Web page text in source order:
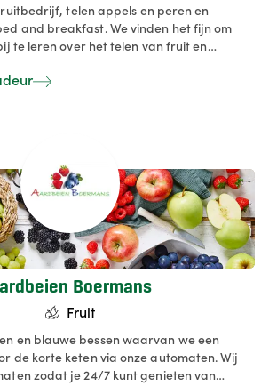
telen appels en peren en
and breakfast. We vinden het fijn om
te leren over het telen van fruit en
we ons eigen fruit en sappen
Boermans
Fruit
en blauwe bessen waarvan we een
de korte keten via onze automaten. Wij
zodat je 24/7 kunt genieten van